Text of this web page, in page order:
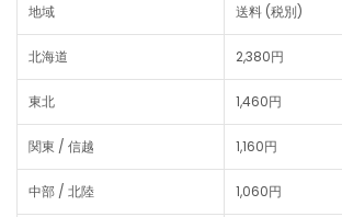
地域 送料 (税別)
北海道 2,380円
東北 1,460円
関東 / 信越 1,160円
中部 / 北陸 1,060円